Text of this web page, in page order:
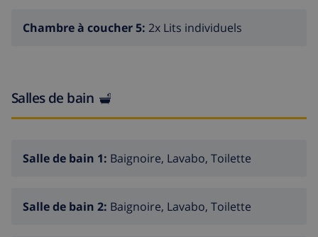
OBSERVATIONS : Internet Wifi gratuit. Les animaux de
compagnie de moins de 12 kg sont admis moyennant
Chambre à coucher 5: 2x Lits individuels
Salles de bain
Salle de bain 1: Baignoire, Lavabo, Toilette
Salle de bain 2: Baignoire, Lavabo, Toilette